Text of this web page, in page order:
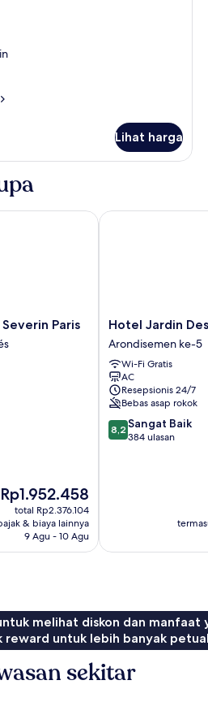
Lihat harga
Paris
Harga
sekarang
Rp1.952.458
Rp1.952.458
total Rp2.376.104
& biaya lainnya
9 Agu - 10 Agu
Paris
Hotel
Jardin
Des
Plantes
Arondisemen
ke-
5
Hotel Jardin
Arondisemen ke-5
Wi-Fi Gratis
AC
Resepsionis 24/7
Bebas asap rokok
8.2
dari
8,2 Sangat Baik
384 ulasan
Hotel Jardin Des
melihat diskon dan manfaat
reward untuk lebih banyak
sekitar